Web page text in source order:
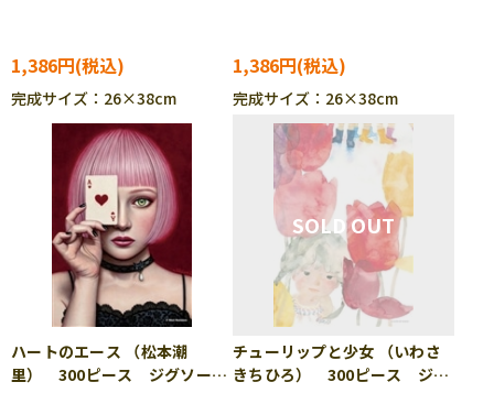
1,386円
完成サイズ：26×38cm
1,386円
完成サイズ：26×38cm
ハートのエース （松本潮
里） 300ピース ジグソーパ
チューリップと少女 （いわさ
きちひろ） 300ピース ジグ